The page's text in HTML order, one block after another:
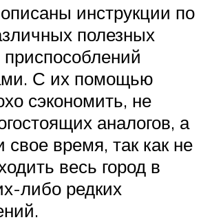
инструкции по
полезных
С их помощью
сэкономить, не
аналогов, а
свое время, так как не
весь город в
либо редких